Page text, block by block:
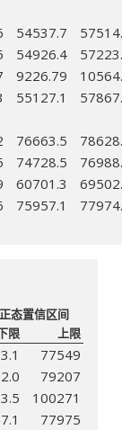
54537.7
54926.4
9226.79
55127.1
76663.5
74728.5
60701.3
75957.1
态置信区间
限 上限
77549
79207
100271
77975